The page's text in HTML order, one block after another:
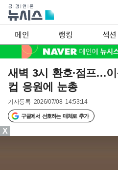
메인 랭킹 섹션
새벽 3시 환호·점프…
컵 응원에 눈총
기사등록 2026/07/08 14:53:14
구글에서 선호하는 매체로 추가
X